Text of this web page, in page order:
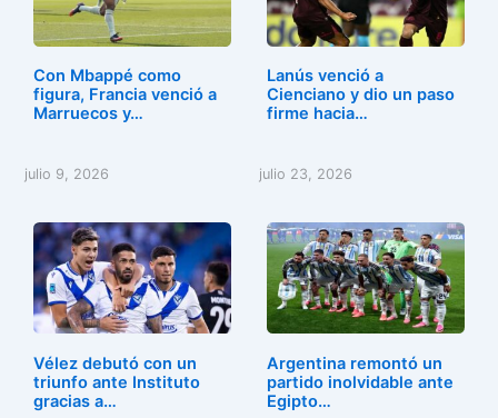
Con Mbappé como
figura, Francia venció a
Marruecos y…
julio 9, 2026
Lanús venció a
Cienciano y dio un paso
firme hacia…
julio 23, 2026
Vélez debutó con un
triunfo ante Instituto
gracias a…
Argentina remontó un
partido inolvidable ante
Egipto…